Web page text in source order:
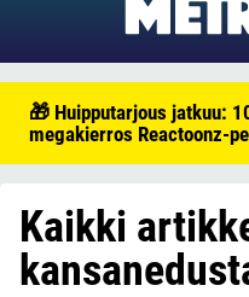
🎁 Huipputarjous jatkuu:
megakierros Reactoonz-
Kaikki